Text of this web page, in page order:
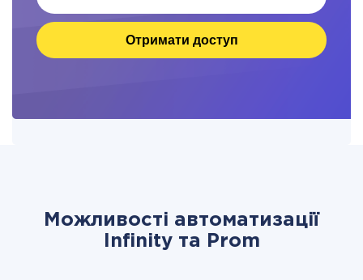
Отримати доступ
Можливості автоматизації
Infinity та Prom